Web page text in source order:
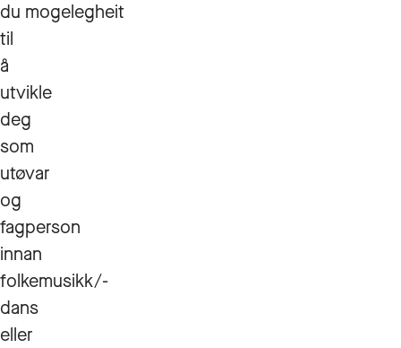
du mogelegheit
til
å
utvikle
deg
som
utøvar
og
fagperson
innan
folkemusikk/-
dans
eller